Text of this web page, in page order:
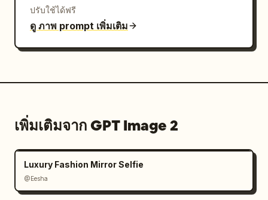
ปรับใช้ได้ฟรี
ดู ภาพ prompt เพิ่มเติม
เพิ่มเติมจาก GPT Image 2
Luxury Fashion Mirror Selfie
@Eesha